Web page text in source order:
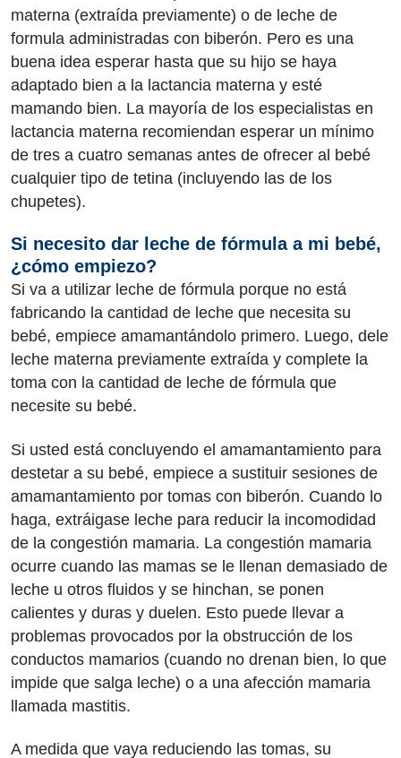
materna (extraída previamente) o de leche de
formula administradas con biberón. Pero es una
buena idea esperar hasta que su hijo se haya
adaptado bien a la lactancia materna y esté
mamando bien. La mayoría de los especialistas en
lactancia materna recomiendan esperar un mínimo
de tres a cuatro semanas antes de ofrecer al bebé
cualquier tipo de tetina (incluyendo las de los
chupetes).
Si necesito dar leche de fórmula a mi bebé,
¿cómo empiezo?
Si va a utilizar leche de fórmula porque no está
fabricando la cantidad de leche que necesita su
bebé, empiece amamantándolo primero. Luego, dele
leche materna previamente extraída y complete la
toma con la cantidad de leche de fórmula que
necesite su bebé.
Si usted está concluyendo el amamantamiento para
destetar a su bebé, empiece a sustituir sesiones de
amamantamiento por tomas con biberón. Cuando lo
haga, extráigase leche para reducir la incomodidad
de la congestión mamaria. La congestión mamaria
ocurre cuando las mamas se le llenan demasiado de
leche u otros fluidos y se hinchan, se ponen
calientes y duras y duelen. Esto puede llevar a
problemas provocados por la obstrucción de los
conductos mamarios (cuando no drenan bien, lo que
impide que salga leche) o a una afección mamaria
llamada mastitis.
A medida que vaya reduciendo las tomas, su